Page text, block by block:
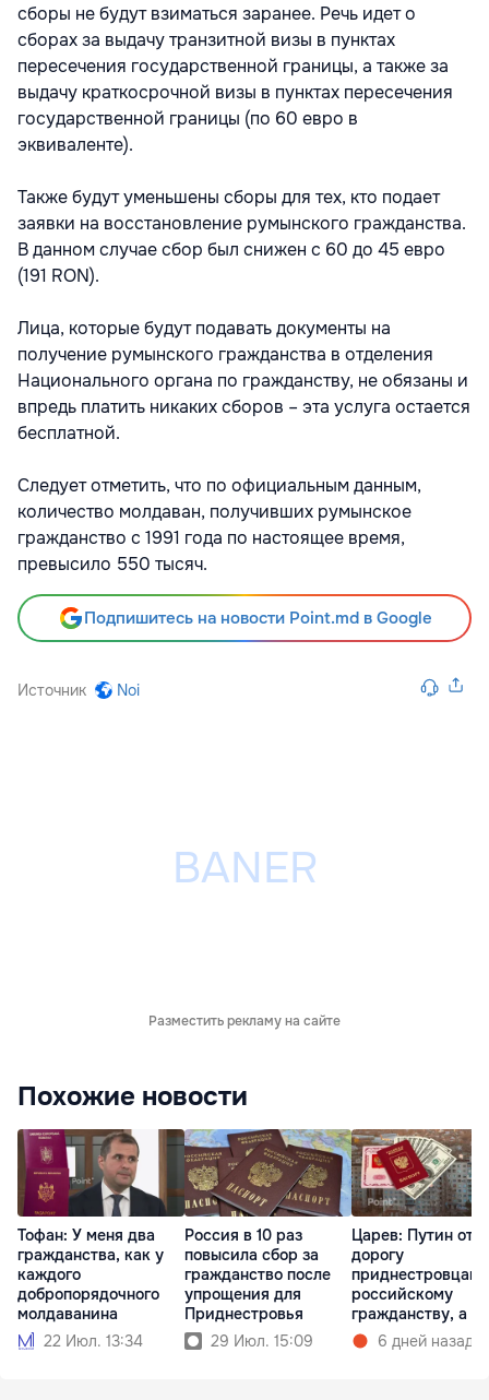
сборы не будут взиматься заранее. Речь идет о
сборах за выдачу транзитной визы в пунктах
пересечения государственной границы, а также за
выдачу краткосрочной визы в пунктах пересечения
государственной границы (по 60 евро в
эквиваленте).
Также будут уменьшены сборы для тех, кто подает
заявки на восстановление румынского гражданства.
В данном случае сбор был снижен с 60 до 45 евро
(191 RON).
Лица, которые будут подавать документы на
получение румынского гражданства в отделения
Национального органа по гражданству, не обязаны и
впредь платить никаких сборов – эта услуга остается
бесплатной.
Следует отметить, что по официальным данным,
количество молдаван, получивших румынское
гражданство с 1991 года по настоящее время,
превысило 550 тысяч.
Подпишитесь на новости Point.md в Google
Источник Noi
Разместить рекламу на сайте
Похожие новости
Тофан: У меня два
гражданства, как у
каждого
добропорядочного
молдаванина
22 Июл. 13:34
Россия в 10 раз
повысила сбор за
гражданство после
упрощения для
Приднестровья
29 Июл. 15:09
Царев: Путин
дорогу
приднестровцам
российскому
гражданству, а
РФ закрыл
6 дней назад